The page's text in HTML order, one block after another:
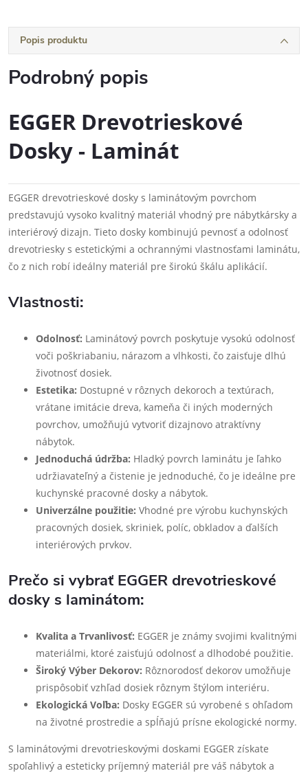
Popis produktu
Podrobný popis
EGGER Drevotrieskové
Dosky - Laminát
EGGER drevotrieskové dosky s laminátovým povrchom
predstavujú vysoko kvalitný materiál vhodný pre nábytkársky a
interiérový dizajn. Tieto dosky kombinujú pevnosť a odolnosť
drevotriesky s estetickými a ochrannými vlastnosťami laminátu,
čo z nich robí ideálny materiál pre širokú škálu aplikácií.
Vlastnosti:
Odolnosť: Laminátový povrch poskytuje vysokú odolnosť
voči poškriabaniu, nárazom a vlhkosti, čo zaisťuje dlhú
životnosť dosiek.
Estetika: Dostupné v rôznych dekoroch a textúrach,
vrátane imitácie dreva, kameňa či iných moderných
povrchov, umožňujú vytvoriť dizajnovo atraktívny
nábytok.
Jednoduchá údržba: Hladký povrch laminátu je ľahko
udržiavateľný a čistenie je jednoduché, čo je ideálne pre
kuchynské pracovné dosky a nábytok.
Univerzálne použitie: Vhodné pre výrobu kuchynských
pracovných dosiek, skriniek, políc, obkladov a ďalších
interiérových prvkov.
Prečo si vybrať EGGER drevotrieskové
dosky s laminátom:
Kvalita a Trvanlivosť: EGGER je známy svojimi kvalitnými
materiálmi, ktoré zaisťujú odolnosť a dlhodobé použitie.
Široký Výber Dekorov: Rôznorodosť dekorov umožňuje
prispôsobiť vzhľad dosiek rôznym štýlom interiéru.
Ekologická Voľba: Dosky EGGER sú vyrobené s ohľadom
na životné prostredie a spĺňajú prísne ekologické normy.
S laminátovými drevotrieskovými doskami EGGER získate
spoľahlivý a esteticky príjemný materiál pre váš nábytok a